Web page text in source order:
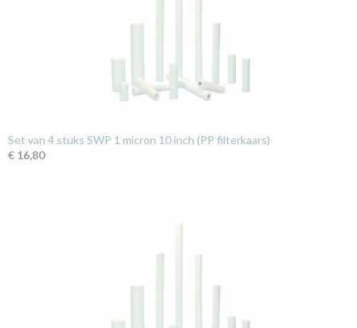
Set van 4 stuks SWP 1 micron 10 inch (PP filterkaars)
€ 16,80